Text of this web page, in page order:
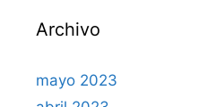
Archivo
mayo 2023